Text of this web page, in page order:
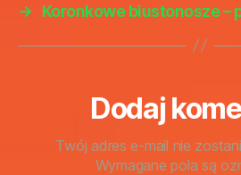
→
Koronkowe biustonosze –
Dodaj
Twój adres e-mail nie
Wymagane pola są